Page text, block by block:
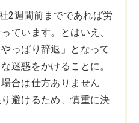
2週間前までであれば労
ています。とはいえ、
っぱり辞退」となって
迷惑をかけることに。
合は仕方ありません
避けるため、慎重に決